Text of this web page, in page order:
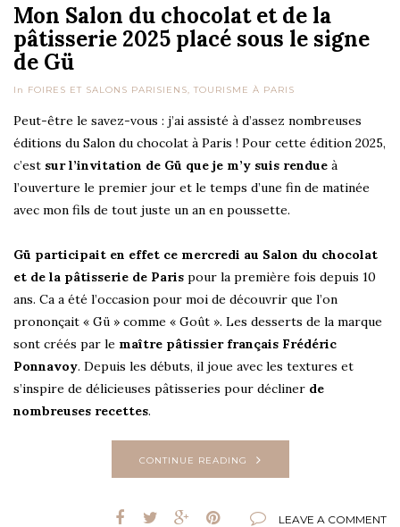
Mon Salon du chocolat et de la
pâtisserie 2025 placé sous le signe
de Gü
In FOIRES ET SALONS PARISIENS, TOURISME À PARIS
Peut-être le savez-vous : j’ai assisté à d’assez nombreuses
éditions du Salon du chocolat à Paris ! Pour cette édition 2025,
c’est sur l’invitation de Gü que je m’y suis rendue à
l’ouverture le premier jour et le temps d’une fin de matinée
avec mon fils de tout juste un an en poussette.
Gü participait en effet ce mercredi au Salon du chocolat
et de la pâtisserie de Paris pour la première fois depuis 10
ans. Ca a été l’occasion pour moi de découvrir que l’on
prononçait « Gü » comme « Goût ». Les desserts de la marque
sont créés par le maître pâtissier français Frédéric
Ponnavoy. Depuis les débuts, il joue avec les textures et
s’inspire de délicieuses pâtisseries pour décliner de
nombreuses recettes.
CONTINUE READING
LEAVE A COMMENT